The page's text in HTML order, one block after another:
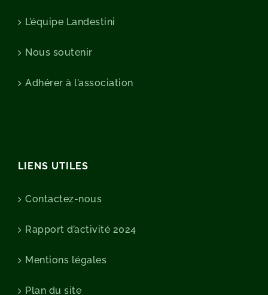
L’équipe Landestini
Nous soutenir
Adhérer à l’association
LIENS UTILES
Contactez-nous
Rapport d’activité 2024
Mentions légales
Plan du site